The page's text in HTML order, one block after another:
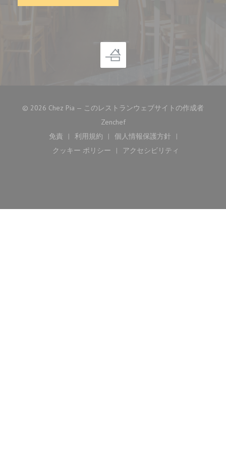
© 2026 Chez Pia — このレストランウェブサイトの作成者
Zenchef((新しいウィンドウで開きます))
免責
((新しいウィンドウで開きます))
利用規約
((新しいウィンドウで開きます))
個人情報保護方針
((新しいウィンドウで開
クッキー ポリシー
((新しいウィンドウで開きます))
アクセシビリティ
((新しいウィンドウで